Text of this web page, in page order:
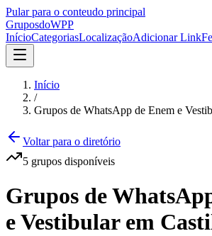
Pular para o conteudo principal
GruposdoWPP
InícioCategoriasLocalizaçãoAdicionar Link
Início
/
Grupos de WhatsApp de Enem e
Voltar para o diretório
5 grupos disponíveis
Grupos de
e Vestibular em